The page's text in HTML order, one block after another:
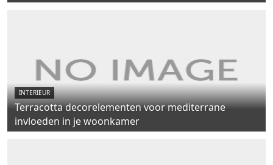
INTERIEUR
Terracotta decorelementen voor mediterrane
invloeden in je woonkamer